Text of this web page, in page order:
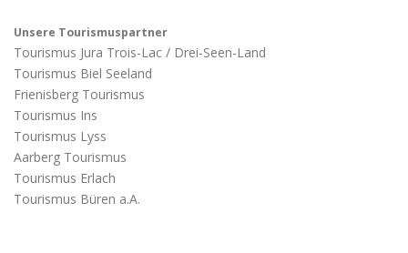
Unsere Tourismuspartner
Tourismus Jura Trois-Lac / Drei-Seen-Land
Tourismus Biel Seeland
Frienisberg Tourismus
Tourismus Ins
Tourismus Lyss
Aarberg Tourismus
Tourismus Erlach
Tourismus Büren a.A.